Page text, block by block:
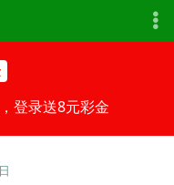
登录送8元彩金